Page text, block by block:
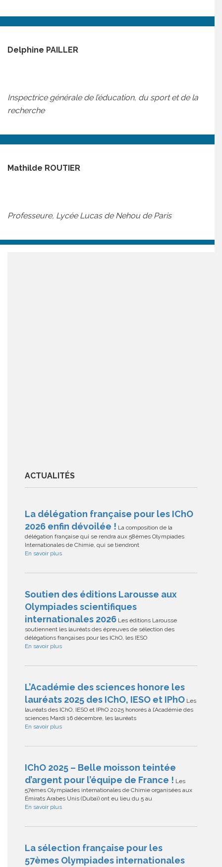
Delphine PAILLER
Inspectrice générale de l’éducation, du sport et de la
recherche
Mathilde ROUTIER
Professeure, Lycée Lucas de Nehou de Paris
ACTUALITÉS
La délégation française pour les IChO
2026 enfin dévoilée ! La composition de la
délégation française qui se rendra aux 58èmes Olympiades
Internationales de Chimie, qui se tiendront
En savoir plus
Soutien des éditions Larousse aux
Olympiades scientifiques
internationales 2026 Les éditions Larousse
soutiennent les lauréats des épreuves de sélection des
délégations françaises pour les IChO, les IESO
En savoir plus
L’Académie des sciences honore les
lauréats 2025 des IChO, IESO et IPhO Les
lauréats des IChO, IESO et IPhO 2025 honorés à l’Académie des
sciences Mardi 16 décembre, les lauréats
En savoir plus
IChO 2025 – Belle moisson teintée
d’argent pour l’équipe de France ! Les
57èmes Olympiades internationales de Chimie organisées aux
Émirats Arabes Unis (Dubaï) ont eu lieu du 5 au
En savoir plus
La sélection française pour les
57èmes Olympiades internationales